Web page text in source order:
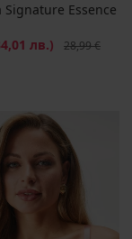
Essence
лв.)
28,99 €